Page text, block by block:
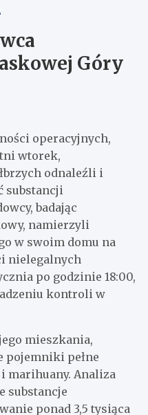
Góry
operacyjnych,
wtorek,
odnaleźli i
substancji
badając
namierzyli
w swoim domu na
nielegalnych
po godzinie 18:00,
kontroli w
mieszkania,
pojemniki pełne
marihuany. Analiza
substancje
ponad 3,5 tysiąca